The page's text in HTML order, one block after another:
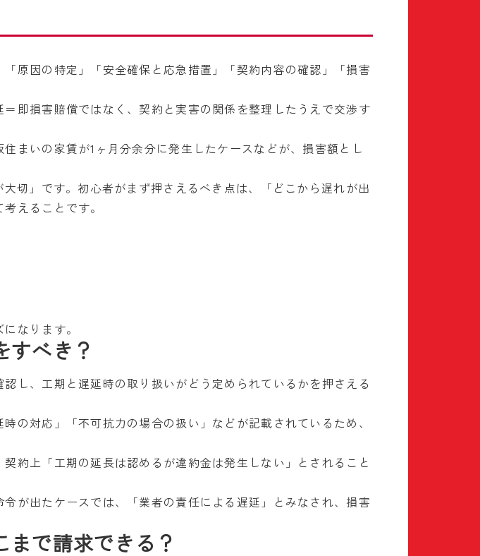
原因の特定」「安全確保と応急措置」「契約内容の確認」「損害
即損害賠償ではなく、契約と実害の関係を整理したうえで交渉す
まいの家賃が1ヶ月分余分に発生したケースなどが、損害額とし
切」です。初心者がまず押さえるべき点は、「どこから遅れが出
えることです。
なります。
すべき？
し、工期と遅延時の取り扱いがどう定められているかを押さえる
の対応」「不可抗力の場合の扱い」などが記載されているため、
約上「工期の延長は認めるが違約金は発生しない」とされること
が出たケースでは、「業者の責任による遅延」とみなされ、損害
で請求できる？